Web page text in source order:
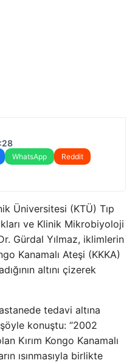
WhatsApp
Reddit
Üniversitesi (KTÜ) Tıp
ve Klinik Mikrobiyoloji
Gürdal Yılmaz, iklimlerin
Kanamalı Ateşi (KKKA)
altını çizerek
tedavi altına
şöyle konuştu: “2002
Kırım Kongo Kanamalı
ısınmasıyla birlikte